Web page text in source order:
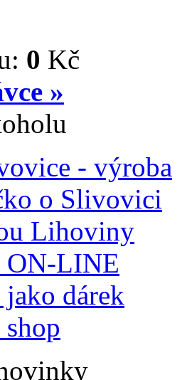
0 Kč
»
- výroba
o Slivovici
Lihoviny
LINE
dárek